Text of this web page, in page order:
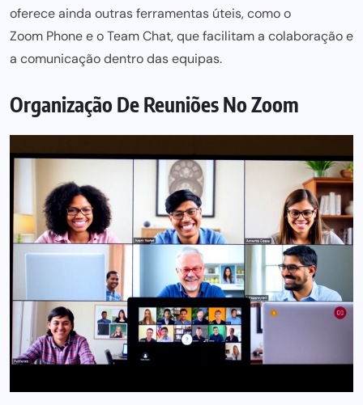
oferece ainda outras ferramentas úteis, como o
Zoom Phonee oTeam Chat, que facilitam a colaboração e
a comunicação dentro das equipas.
Organização De Reuniões No Zoom